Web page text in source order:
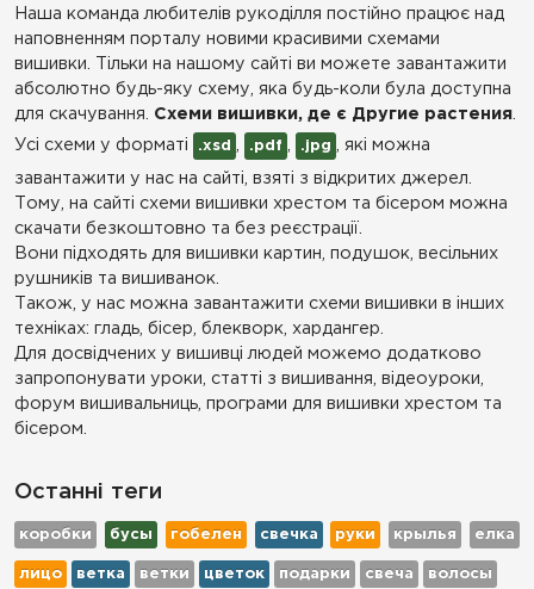
Наша команда любителів рукоділля постійно працює над
наповненням порталу новими красивими схемами
вишивки. Тільки на нашому сайті ви можете завантажити
абсолютно будь-яку схему, яка будь-коли була доступна
для скачування. Схеми вишивки, де є Другие растения
Усі схеми у форматі
.xsd .pdf .jpg , які можна
завантажити у нас на сайті, взяті з відкритих джерел.
Тому, на сайті схеми вишивки хрестом та бісером можна
скачати безкоштовно та без реєстрації.
Вони підходять для вишивки картин, подушок, весільних
рушників та вишиванок.
Також, у нас можна завантажити схеми вишивки в інших
техніках: гладь, бісер, блекворк, хардангер.
Для досвідчених у вишивці людей можемо додатково
запропонувати уроки, статті з вишивання, відеоуроки,
форум вишивальниць, програми для вишивки хрестом та
бісером.
Останні теги
коробки бусы гобелен свечка руки крылья елка
лицо ветка ветки цветок подарки свеча волосы